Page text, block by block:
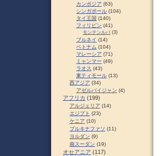
カンボジア (63)
シンガポール (104)
タイ王国 (140)
フィリピン (41)
モンテンルパ (3)
ブルネイ (14)
ベトナム (104)
マレーシア (71)
ミャンマー (49)
ラオス (43)
東ティモール (13)
西アジア (34)
アゼルバイジャン (4)
アフリカ (199)
アルジェリア (14)
エジプト (23)
ケニア (10)
ブルキナファソ (11)
ヨルダン (9)
南スーダン (19)
オセアニア (117)